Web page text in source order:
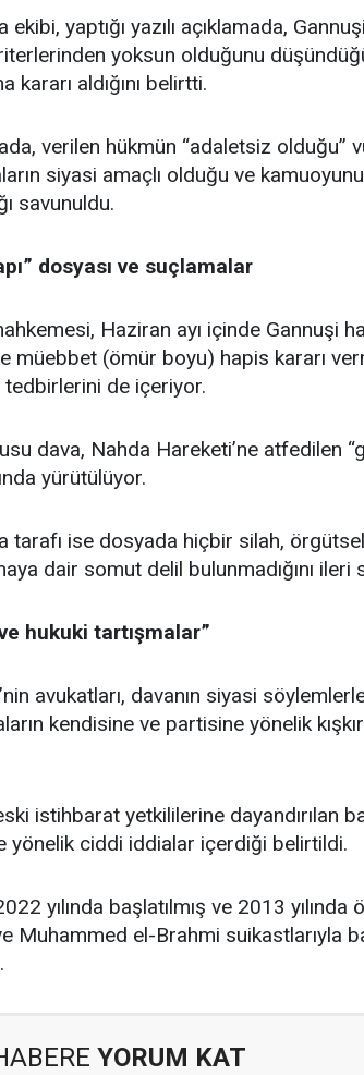
ekibi, yaptığı yazılı açıklamada,
yoksun olduğunu
kararı aldığını belirtti.
verilen hükmün “adaletsiz olduğu”
siyasi amaçlı olduğu ve
savunuldu.
dosyası ve suçlamalar
Haziran ayı içinde Gannuşi
müebbet (ömür boyu) hapis kararı
de içeriyor.
dava, Nahda Hareketi’ne atfedilen
yürütülüyor.
tarafı ise dosyada hiçbir silah,
dair somut delil bulunmadığını ileri
hukuki tartışmalar”
avukatları, davanın siyasi
kendisine ve partisine yönelik
istihbarat yetkililerine dayandırılan
yönelik ciddi iddialar içerdiği belirtildi.
yılında başlatılmış ve 2013
Muhammed el-Brahmi suikastlarıyla
YORUM KAT